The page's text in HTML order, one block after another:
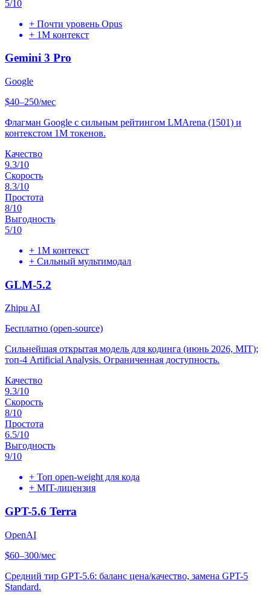
5/10
+ Почти уровень Opus
+ 1M контекст
Gemini 3 Pro
Google
$40–250/мес
Флагман Google с сильным рейтингом LMArena (1501) и
контекстом 1M токенов.
Качество
9.3/10
Скорость
8.3/10
Простота
8/10
Выгодность
5/10
+ 1M контекст
+ Сильный мультимодал
GLM-5.2
Zhipu AI
Бесплатно (open-source)
Сильнейшая открытая модель для кодинга (июнь 2026, MIT);
топ-4 Artificial Analysis. Ограниченная доступность.
Качество
9.3/10
Скорость
8/10
Простота
6.5/10
Выгодность
9/10
+ Топ open-weight для кода
+ MIT-лицензия
GPT-5.6 Terra
OpenAI
$60–300/мес
Средний тир GPT-5.6: баланс цена/качество, замена GPT-5
Standard.